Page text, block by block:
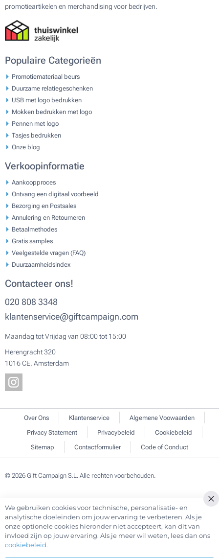
promotieartikelen en merchandising voor bedrijven.
Populaire Categorieën
Promotiemateriaal beurs
Duurzame relatiegeschenken
USB met logo bedrukken
Mokken bedrukken met logo
Pennen met logo
Tasjes bedrukken
Onze blog
Verkoopinformatie
Aankoopproces
Ontvang een digitaal voorbeeld
Bezorging en Postsales
Annulering en Retourneren
Betaalmethodes
Gratis samples
Veelgestelde vragen (FAQ)
Duurzaamheidsindex
Contacteer ons!
020 808 3348
klantenservice@giftcampaign.com
Maandag tot Vrijdag van 08:00 tot 15:00
Herengracht 320
1016 CE, Amsterdam
Over Ons Klantenservice
Algemene Voowaarden
Privacy Statement
Privacybeleid
Cookiebeleid
Sitemap
Contactformulier Code of Conduct
© 2026 Gift Campaign S.L. Alle rechten voorbehouden.
We gebruiken cookies voor technische, personalisatie- en
analytische doeleinden om jouw ervaring te verbeteren. Als je
onze optionele cookies hieronder niet accepteert, kan dit van
invloed zijn op jouw ervaring. Als je meer wil weten, lees dan ons
cookiebeleid.